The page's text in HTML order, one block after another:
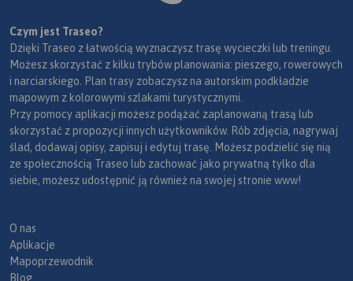
Czym jest Traseo?
Dzięki Traseo z łatwością wyznaczysz trasę wycieczki lub treningu.
Możesz skorzystać z kilku trybów planowania: pieszego, rowerowych
i narciarskiego. Plan trasy zobaczysz na autorskim podkładzie
mapowym z kolorowymi szlakami turystycznymi.
Przy pomocy aplikacji możesz podążać zaplanowaną trasą lub
skorzystać z propozycji innych użytkowników. Rób zdjęcia, nagrywaj
ślad, dodawaj opisy, zapisuj i edytuj trasę. Możesz podzielić się nią
ze społecznością Traseo lub zachować jako prywatną tylko dla
siebie, możesz udostępnić ją również na swojej stronie www!
O nas
Aplikacje
Mapoprzewodnik
Blog